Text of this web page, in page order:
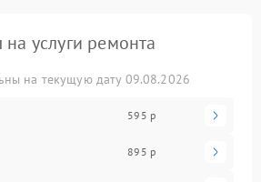
услуги ремонта
на текущую дату 09.08.2026
595 р
895 р